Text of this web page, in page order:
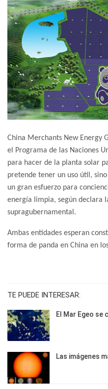
China Merchants New Energy
el Programa de las Naciones
para hacer de la planta solar
pretende tener un uso útil,
un gran esfuerzo para
energía limpia, según declara
supragubernamental.
Ambas entidades esperan
forma de panda en China en
TE PUEDE INTERESAR:
El Mar Egeo se
Las imágenes